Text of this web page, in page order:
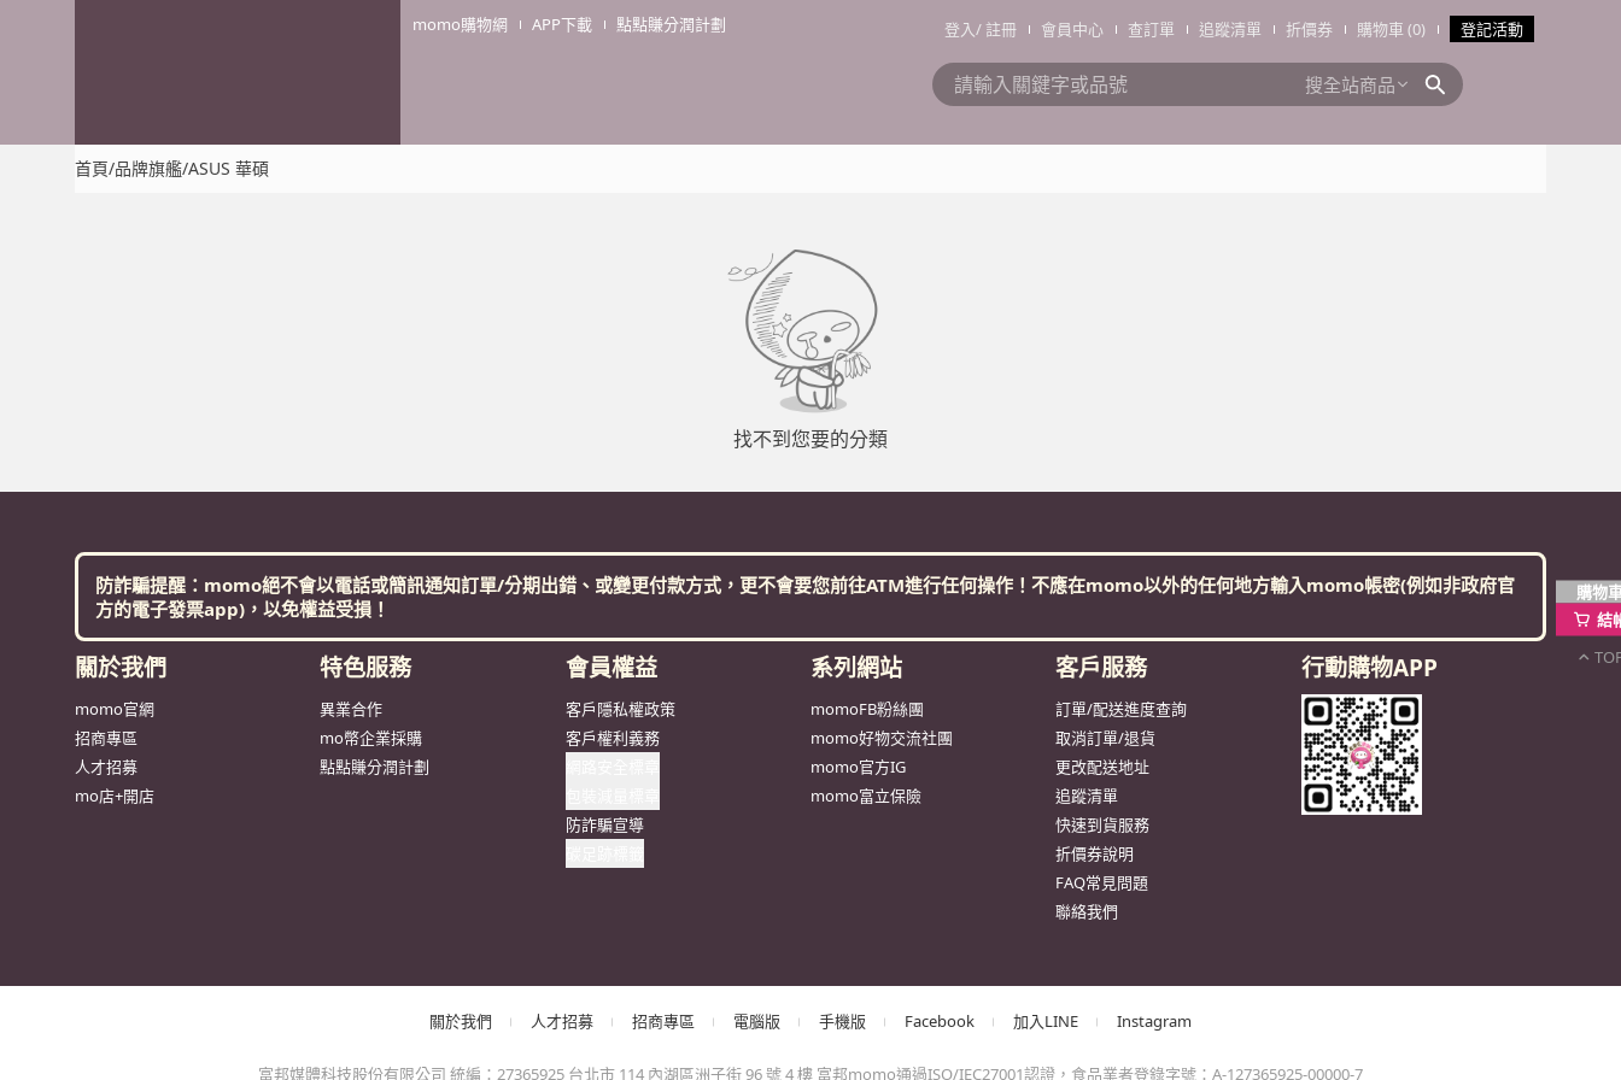
momo購物網 APP下載 點點賺分潤計劃 登入/註冊 會員中心 查訂單 追蹤清單 折價券 購物車 (0) 登記活動
搜全站商品
首頁/品牌旗艦/ASUS 華碩
找不到您要的分類
購物
結
防詐騙提醒：momo絕不會以電話或簡訊通知訂單/分期出錯、或變更付款方式，更不會要您前往ATM進行任何操作！不應在momo以外的任何地方輸入momo帳密(例如非政府官
方的電子發票app)，以免權益受損！
關於我們
momo官網
招商專區
人才招募
mo店+開店
特色服務
異業合作
mo幣企業採購
點點賺分潤計劃
會員權益
客戶隱私權政策
客戶權利義務
防詐騙宣導
系列網站
momoFB粉絲團
momo好物交流社團
momo官方IG
momo富立保險
客戶服務
訂單/配送進度查詢
取消訂單/退貨
更改配送地址
追蹤清單
快速到貨服務
折價券說明
FAQ常見問題
聯絡我們
行動購物APP
關於我們 人才招募 招商專區 電腦版 手機版 Facebook 加入LINE Instagram
富邦媒體科技股份有限公司 統編：27365925 台北市 114 內湖區洲子街 96 號 4 樓 富邦momo通過ISO/IEC27001認證，食品業者登錄字號：A-127365925-00000-7